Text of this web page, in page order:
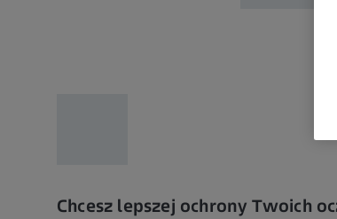
Chcesz lepszej ochrony Twoich